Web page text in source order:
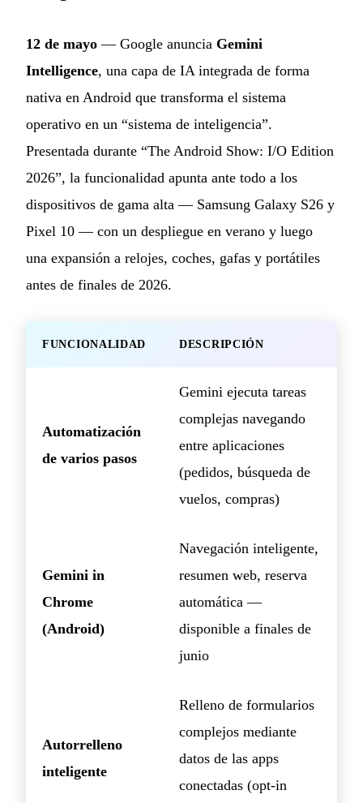
12 de mayo — Google anuncia Gemini
Intelligence, una capa de IA integrada de forma
nativa en Android que transforma el sistema
operativo en un “sistema de inteligencia”.
Presentada durante “The Android Show: I/O Edition
2026”, la funcionalidad apunta ante todo a los
dispositivos de gama alta — Samsung Galaxy S26 y
Pixel 10 — con un despliegue en verano y luego
una expansión a relojes, coches, gafas y portátiles
antes de finales de 2026.
FUNCIONALIDAD DESCRIPCIÓN
Automatización
de varios pasos
Gemini ejecuta tareas
complejas navegando
entre aplicaciones
(pedidos, búsqueda de
vuelos, compras)
Gemini in
Chrome
(Android)
Navegación inteligente,
resumen web, reserva
automática —
disponible a finales de
junio
Autorrelleno
inteligente
Relleno de formularios
complejos mediante
datos de las apps
conectadas (opt-in